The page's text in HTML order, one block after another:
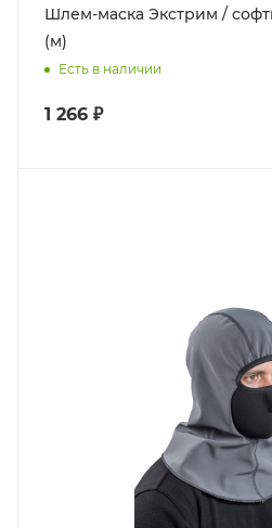
Шлем-маска Экстрим /
(м)
Есть в наличии
1 266 ₽